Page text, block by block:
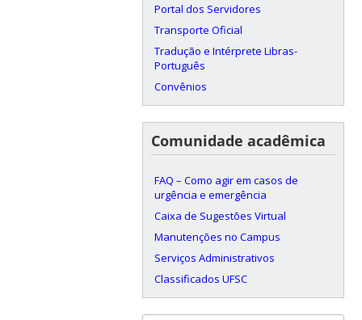
Portal dos Servidores
Transporte Oficial
Tradução e Intérprete Libras-
Português
Convênios
Comunidade acadêmica
FAQ – Como agir em casos de
urgência e emergência
Caixa de Sugestões Virtual
Manutenções no Campus
Serviços Administrativos
Classificados UFSC